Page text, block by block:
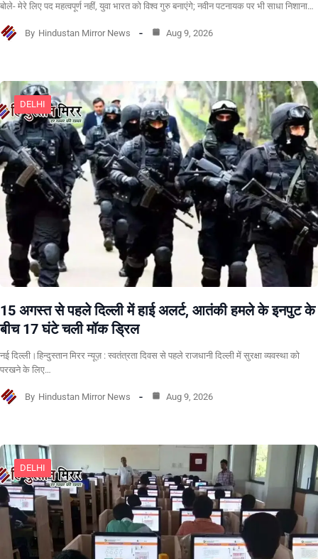
बोले- मेरे लिए पद महत्वपूर्ण नहीं, युवा भारत को विश्व गुरु बनाएंगे; नवीन पटनायक पर भी साधा निशाना…
By Hindustan Mirror News Aug 9, 2026
DELHI
15 अगस्त से पहले दिल्ली में हाई अलर्ट, आतंकी हमले के इनपुट के
बीच 17 घंटे चली मॉक ड्रिल
नई दिल्ली।हिन्दुस्तान मिरर न्यूज़ : स्वतंत्रता दिवस से पहले राजधानी दिल्ली में सुरक्षा व्यवस्था को
परखने के लिए…
By Hindustan Mirror News Aug 9, 2026
DELHI